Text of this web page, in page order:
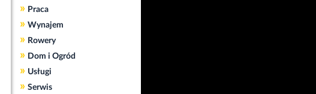
» Praca
» Wynajem
» Rowery
» Dom i Ogród
» Usługi
» Serwis